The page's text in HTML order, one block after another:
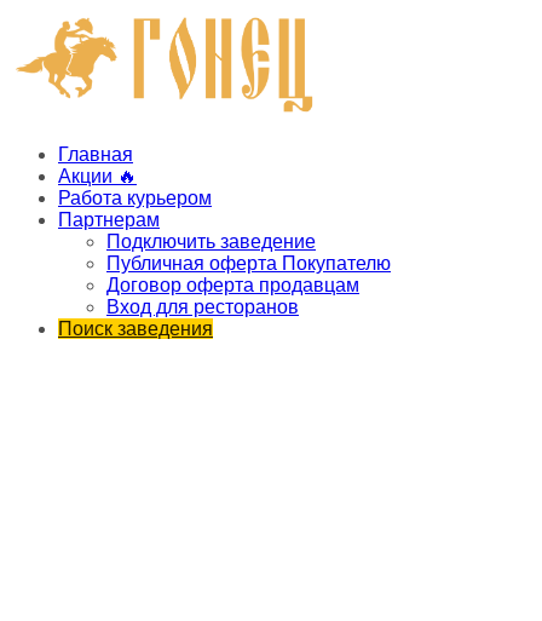
Главная
Акции 🔥
Работа курьером
Партнерам
Подключить заведение
Публичная оферта Покупателю
Договор оферта продавцам
Вход для ресторанов
Поиск заведения